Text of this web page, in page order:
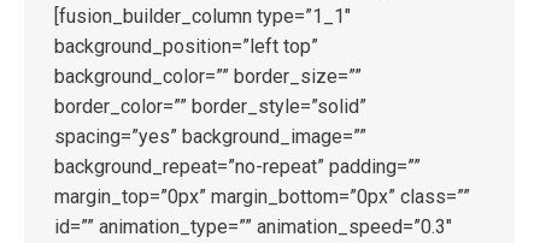
[fusion_builder_column type=”1_1″
background_position=”left top”
background_color=”” border_size=””
border_color=”” border_style=”solid”
spacing=”yes” background_image=””
background_repeat=”no-repeat” padding=””
margin_top=”0px” margin_bottom=”0px” class=””
id=”” animation_type=”” animation_speed=”0.3″